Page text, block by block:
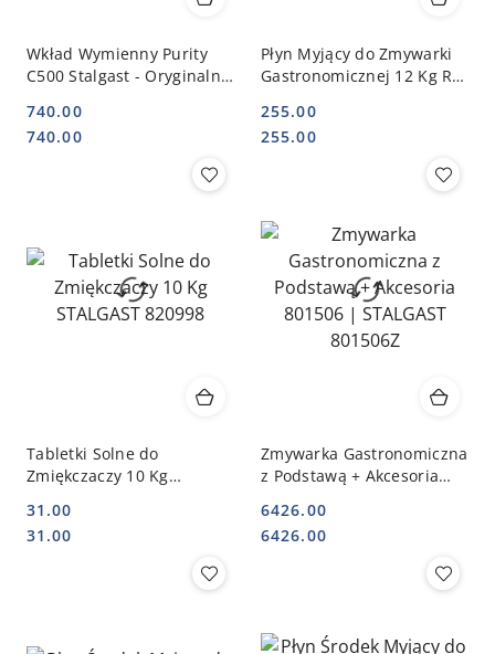
Wkład Wymienny Purity
C500 Stalgast - Oryginalny
Cena:
740.00
Cena:
740.00
Płyn Myjący do Zmywarki
Gastronomicznej 12 Kg Rm
Cena:
255.00
Cena:
255.00
Tabletki Solne do
Zmiękczaczy 10 Kg
Cena:
31.00
Cena:
31.00
Zmywarka Gastronomiczna
z Podstawą + Akcesoria
801506Z
Cena:
6426.00
Cena:
6426.00